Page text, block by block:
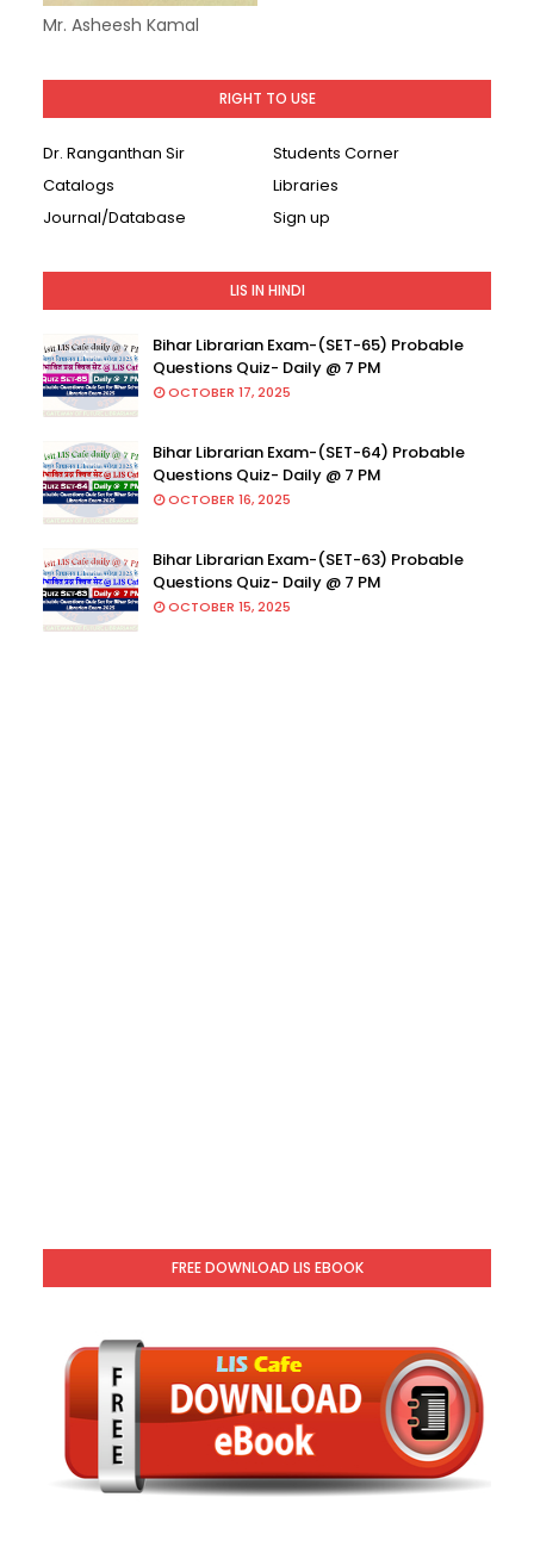
Mr. Asheesh Kamal
RIGHT TO USE
Dr. Ranganthan Sir
Students Corner
Catalogs
Libraries
Journal/Database
Sign up
LIS IN HINDI
Bihar Librarian Exam-(SET-65) Probable
Questions Quiz- Daily @ 7 PM
OCTOBER 17, 2025
Bihar Librarian Exam-(SET-64) Probable
Questions Quiz- Daily @ 7 PM
OCTOBER 16, 2025
Bihar Librarian Exam-(SET-63) Probable
Questions Quiz- Daily @ 7 PM
OCTOBER 15, 2025
FREE DOWNLOAD LIS EBOOK